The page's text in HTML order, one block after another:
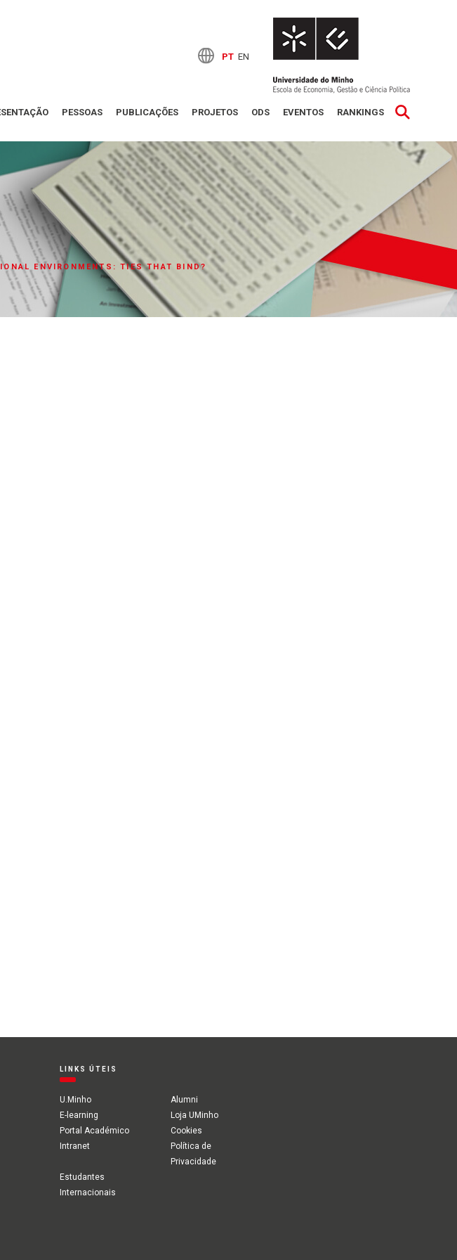
PT EN
PESSOAS PUBLICAÇÕES PROJETOS ODS EVENTOS RANKINGS
ENVIRONMENTS: TIES THAT BIND?
LINKS ÚTEIS
U.Minho
Alumni
E-learning
Loja UMinho
Portal Académico
Cookies
Intranet
Política de
Privacidade
Estudantes
Internacionais